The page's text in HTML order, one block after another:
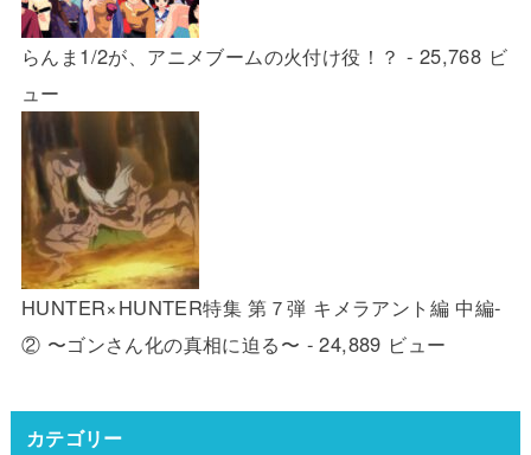
らんま1/2が、アニメブームの火付け役！？ - 25,768 ビ
ュー
HUNTER×HUNTER特集 第７弾 キメラアント編 中編-
② 〜ゴンさん化の真相に迫る〜 - 24,889 ビュー
カテゴリー